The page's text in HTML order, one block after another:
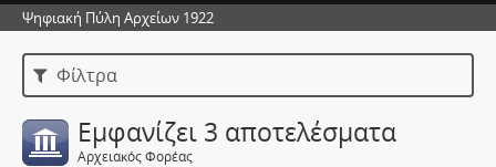
Ψηφιακή Πύλη Αρχείων 1922
Φίλτρα
Εμφανίζει 3 αποτελέσματα
Αρχειακός Φορέας